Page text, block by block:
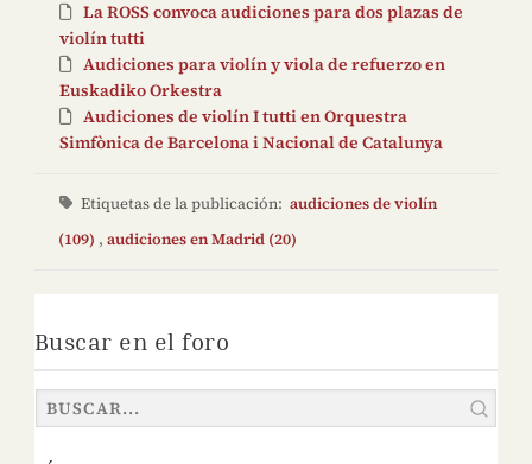
La ROSS convoca audiciones para dos plazas de
violín tutti
Audiciones para violín y viola de refuerzo en
Euskadiko Orkestra
Audiciones de violín I tutti en Orquestra
Simfònica de Barcelona i Nacional de Catalunya
Etiquetas de la publicación:audiciones de violín
(109) , audiciones en Madrid (20)
Buscar en el foro